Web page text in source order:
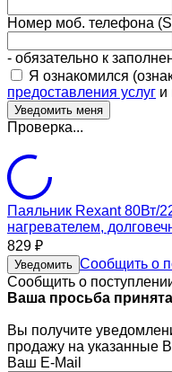
Номер моб. телефона
- обязательно к
Я ознакомился
предоставления услуг и
Проверка...
Паяльник Rexant 80Вт/
нагревателем,
829 ₽
Уведомить Сообщить о
Сообщить о
Ваша просьба
Вы получите
продажу на указанные
Ваш E-Mail